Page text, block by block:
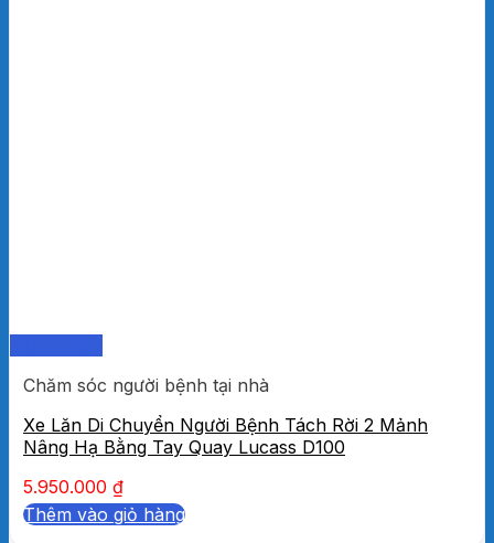
Chăm sóc người bệnh tại nhà
Xe Lăn Di Chuyển Người Bệnh Tách Rời 2 Mảnh
Nâng Hạ Bằng Tay Quay Lucass D100
5.950.000 ₫
Thêm vào giỏ hàng